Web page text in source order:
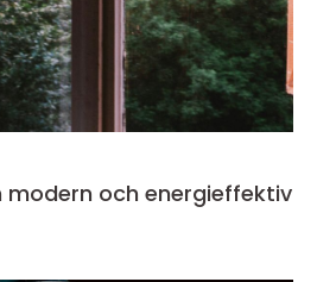
modern och energieffektiv